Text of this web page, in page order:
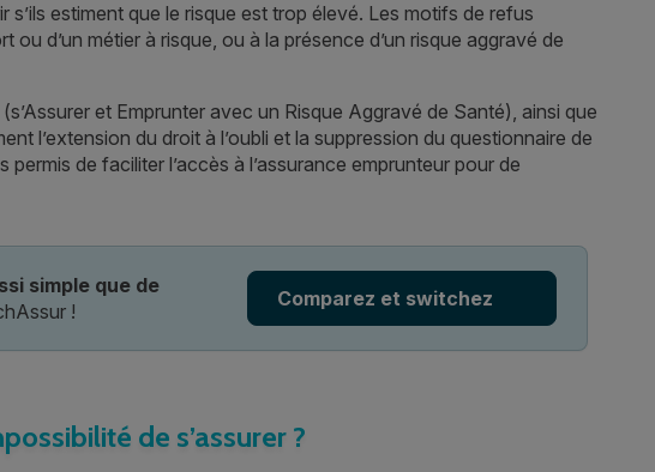
estiment que le risque est trop élevé. Les motifs de refus
ou d’un métier à risque, ou à la présence d’un risque aggravé de
(s’Assurer et Emprunter avec un Risque Aggravé de Santé), ainsi que
l’extension du droit à l’oubli et la suppression du questionnaire de
de faciliter l’accès à l’assurance emprunteur pour de
simple que de
!
Comparez et switchez
de s’assurer ?